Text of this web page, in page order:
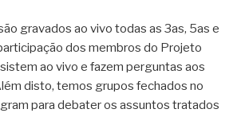
gravados ao vivo todas as 3as, 5as e
dos membros do Projeto
ao vivo e fazem perguntas aos
disto, temos grupos fechados no
para debater os assuntos tratados